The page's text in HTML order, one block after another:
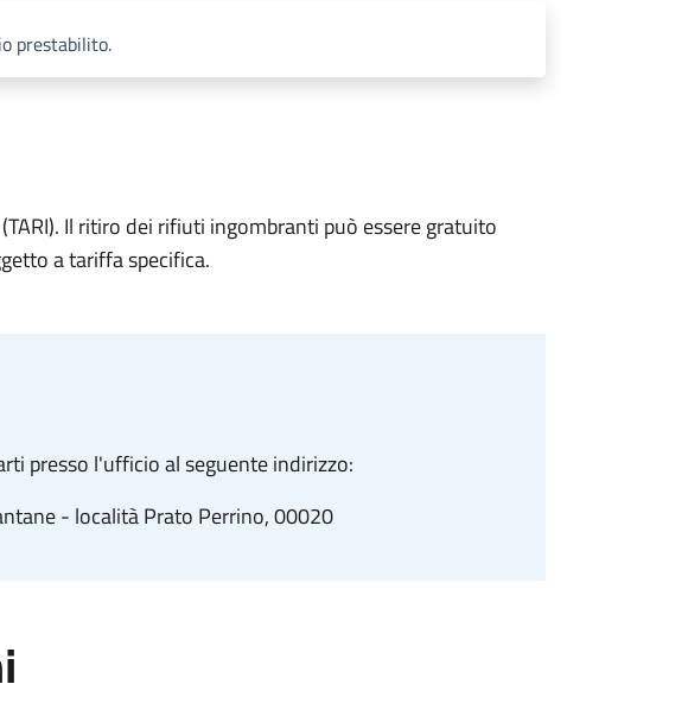
prestabilito.
Il ritiro dei rifiuti ingombranti può essere gratuito
a tariffa specifica.
presso l'ufficio al seguente indirizzo:
- località Prato Perrino, 00020